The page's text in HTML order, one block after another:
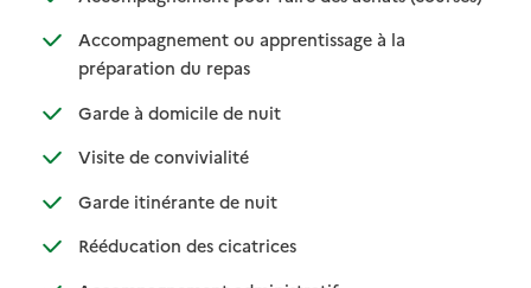
Accompagnement ou apprentissage à la
préparation du repas: disponible
: non disponible
Garde à domicile de nuit: disponible
: non disponible
Visite de convivialité: disponible
: non disponible
Garde itinérante de nuit: disponible
: non disponible
Rééducation des cicatrices: disponible
: non disponible